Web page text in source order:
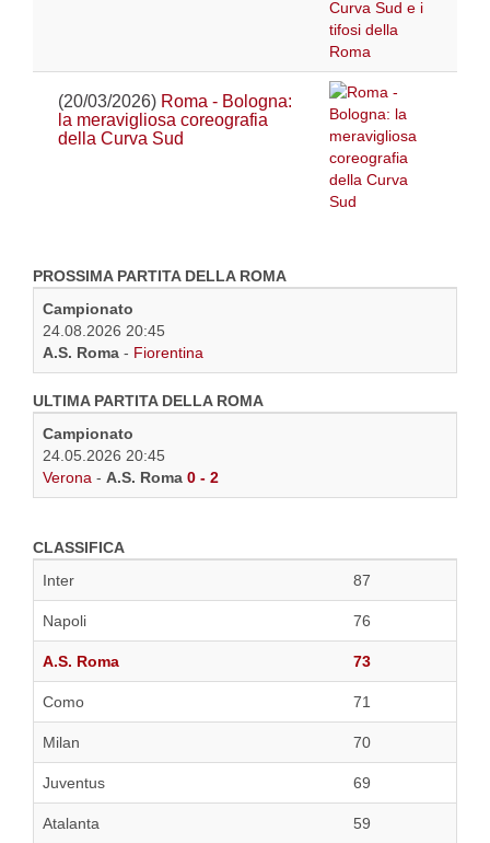
(20/03/2026) Roma - Bologna:
la meravigliosa coreografia
della Curva Sud
PROSSIMA PARTITA DELLA ROMA
Campionato
24.08.2026 20:45
A.S. Roma - Fiorentina
ULTIMA PARTITA DELLA ROMA
Campionato
24.05.2026 20:45
Verona - A.S. Roma 0 - 2
CLASSIFICA
Inter
87
Napoli 76
A.S. Roma 73
Como 71
Milan 70
Juventus 69
Atalanta 59